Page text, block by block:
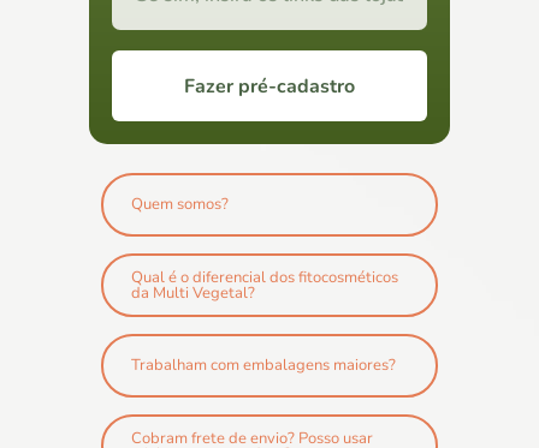
Fazer pré-cadastro
Quem somos?
Qual é o diferencial dos fitocosméticos
da Multi Vegetal?
Trabalham com embalagens maiores?
Cobram frete de envio? Posso usar